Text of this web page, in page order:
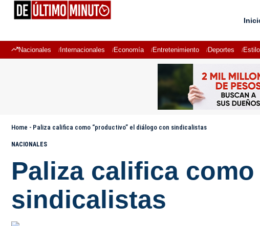
Nacionales Internacionales Economía Entretenimiento Deportes Estilo
Home - Paliza califica como “productivo” el diálogo con sindicalistas
NACIONALES
Paliza califica
sindicalistas